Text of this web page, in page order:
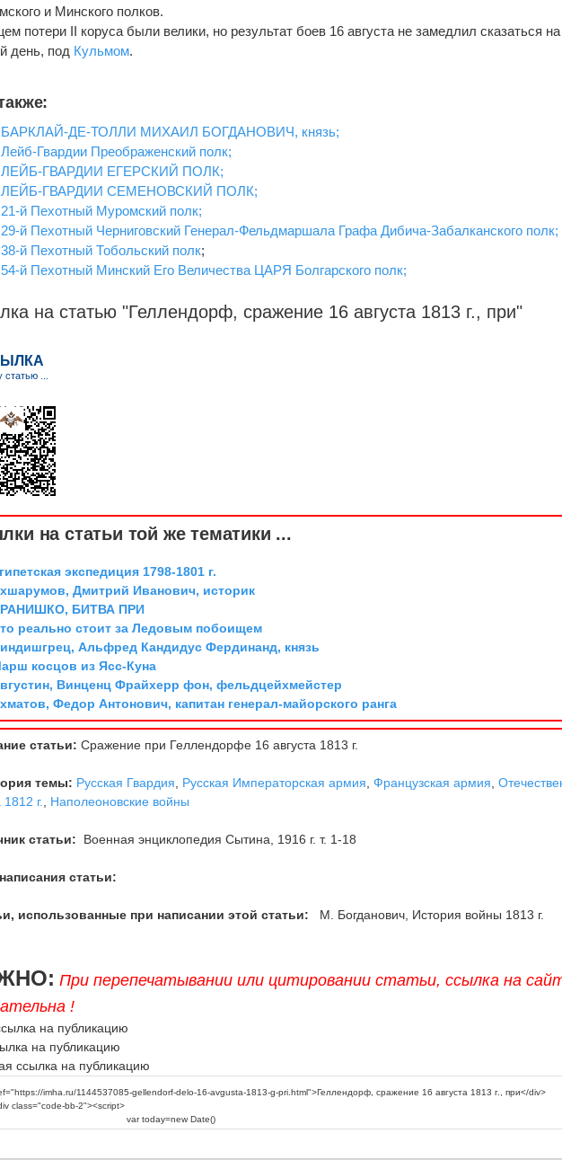
и Минского полков.
потери II коруса были велики, но результат боев 16 августа не замедлил сказаться на
день, под Кульмом.
БАРКЛАЙ-ДЕ-ТОЛЛИ МИХАИЛ БОГДАНОВИЧ, князь;
Гвардии Преображенский полк;
ЛЕЙБ-ГВАРДИИ ЕГЕРСКИЙ ПОЛК;
ЛЕЙБ-ГВАРДИИ СЕМЕНОВСКИЙ ПОЛК;
й Пехотный Муромский полк;
й Пехотный Черниговский Генерал-Фельдмаршала Графа Дибича-Забалканского полк;
38-й Пехотный Тобольский полк;
й Пехотный Минский Его Величества ЦАРЯ Болгарcкого полк;
на статью "Геллендорф, сражение 16 августа 1813 г., при"
на статьи той же тематики ...
экспедиция 1798-1801 г.
Дмитрий Иванович, историк
БИТВА ПРИ
реально стоит за Ледовым побоищем
Альфред Кандидус Фердинанд, князь
косцов из Ясс-Куна
Винценц Фрайхерр фон, фельдцейхмейстер
Федор Антонович, капитан генерал-майорского ранга
статьи: Сражение при Геллендорфе 16 августа 1813 г.
темы: Русская Гвардия Русская Императорская армия ,Французская армия ,
г.
Наполеоновские войны
статьи: Военная энциклопедия Сытина, 1916 г. т. 1-18
статьи:
использованные при написании этой статьи: М. Богданович, История войны 1813 г.
При перепечатывании или цитировании статьи, ссылка на
!
на публикацию
на публикацию
ссылка на публикацию